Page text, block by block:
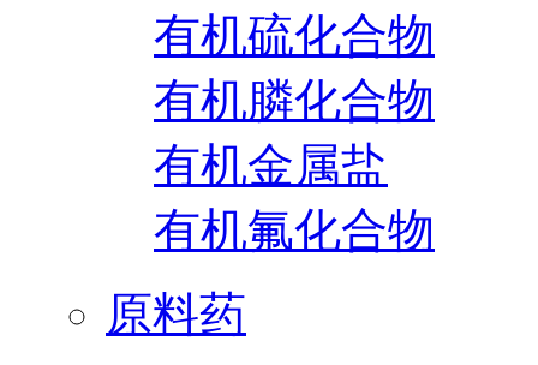
有机硫化合物
有机膦化合物
有机金属盐
有机氟化合物
原料药